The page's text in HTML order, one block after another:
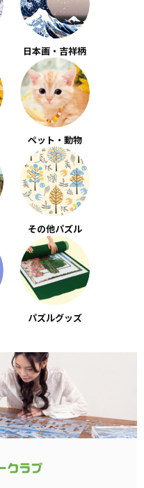
日本画・吉祥柄
ペット・動物
その他パズル
パズルグッズ